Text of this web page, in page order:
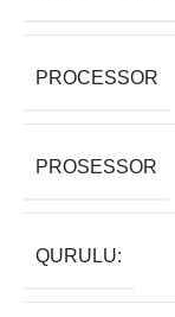
PROCESSOR
PROSESSOR
QURULU: